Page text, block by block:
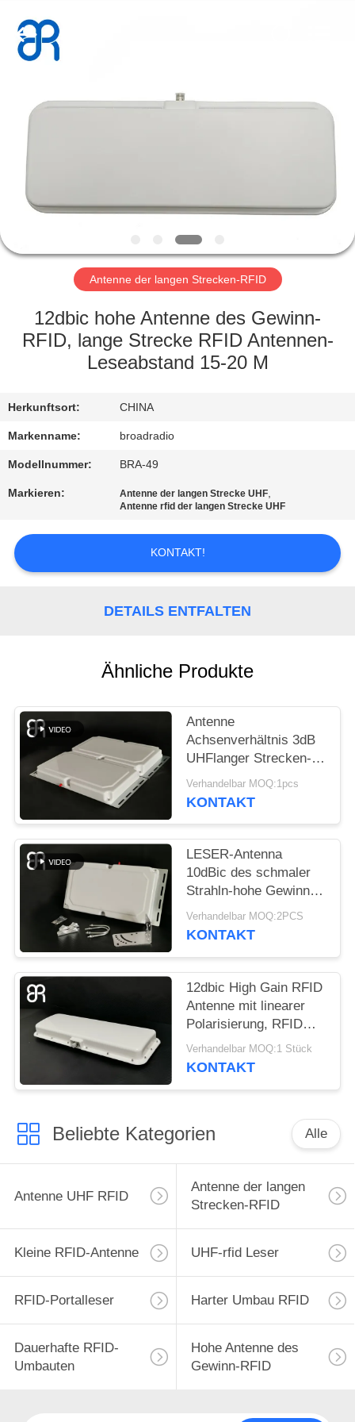
PRODUKTE
VIDEOS
VR
SHOW
ÜBER
UNS
AUSFLUG
QUALITÄTSKONTROLLE
SIE
MIT
ALLE
FÄLLE
FORDERN
SIE
EIN
SITEMAP
DATENSCHUTZRICHTLINIE
Technology
Co.,LTD..
Rights
Antenne der langen Strecken-RFID
12dbic hohe Antenne des Gewinn-
RFID, lange Strecke RFID Antennen-
Leseabstand 15-20 M
Herkunftsort: CHINA
Markenname: broadradio
Modellnummer: BRA-49
Markieren: Antenne der langen Strecke UHF,
Antenne rfid der langen Strecke UHF
KONTAKT!
DETAILS ENTFALTEN
Ähnliche Produkte
Antenne
Achsenverhältnis 3dB
UHFlanger Strecken-
RFID, Kreisantenne der
polarisations-RFID
Verhandelbar MOQ:1pcs
KONTAKT
LESER-Antenna
10dBic des schmaler
Strahln-hohe Gewinn-
RFID
Portalkreispolarisation
Verhandelbar MOQ:2PCS
KONTAKT
12dbic High Gain RFID
Antenne mit linearer
Polarisierung, RFID
Langstrecken-Antenne
15-20m für das
Verhandelbar MOQ:1 Stück
KONTAKT
Beliebte Kategorien Alle
Antenne UHF RFID
Antenne der langen
Strecken-RFID
Kleine RFID-Antenne UHF-rfid Leser
RFID-Portalleser Harter Umbau RFID
Dauerhafte RFID-
Umbauten
Hohe Antenne des
Gewinn-RFID